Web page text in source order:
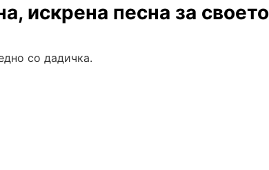
искрена песна за своето
со дадичка.